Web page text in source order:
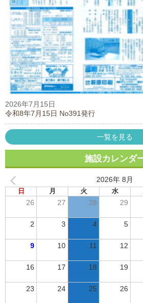
2026年7月15日
令和8年7月15日 No391発行
一覧を見る
施設カレンダ
2026年 8月
日 月 火 水
26 27 28 29
2 3 4 5
9 10 11 12
16 17 18 19
23 24 25 26